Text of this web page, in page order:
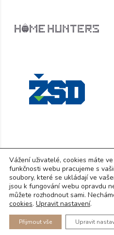
RD Ostrovačice s.r.o.,
IČ: 07307675,
GDPR
©
Vážení uživatelé, cookies máte
funkčnosti webu pracujeme s
soubory, které se ukládají ve
jsou k fungování webu opravdu
můžete rozhodnout sami.
cookies. Upravit nastavení.
Přijmout vše Upravit